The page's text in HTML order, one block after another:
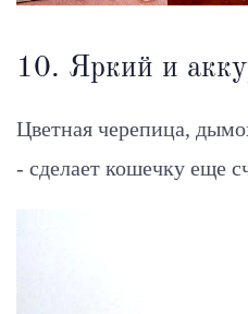
10. Яркий и
Цветная черепица,
- сделает кошечку еще